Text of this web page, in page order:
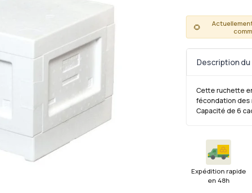
🌻
Description
Cette ruchette
fécondation des
Capacité de 6
Expédition rapide
en 48h